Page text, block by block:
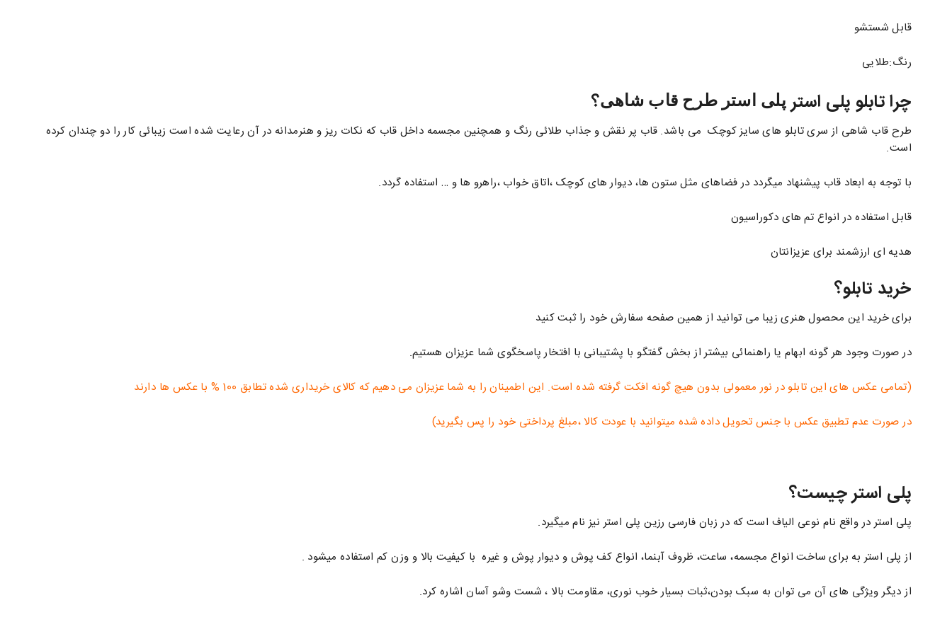
قابل شستشو
رنگ:طلایی
چرا تابلو پلی استر پلی استر طرح قاب شاهی؟
طرح قاب شاهی از سری تابلو های سایز کوچک می باشد. قاب پر نقش و جذاب طلائی رنگ و همچنین مجسمه داخل قاب که نکات ریز و هنرمدانه در آن رعایت شده است زیبائی کار را دو چندان کرده
است.
با توجه به ابعاد قاب پیشنهاد میگردد در فضاهای مثل ستون ها، دیوار های کوچک ،اتاق خواب ،راهرو ها و … استفاده گردد.
قابل استفاده در انواع تم های دکوراسیون
هدیه ای ارزشمند برای عزیزانتان
خرید تابلو؟
برای خرید این محصول هنری زیبا می توانید از همین صفحه سفارش خود را ثبت کنید
در صورت وجود هر گونه ابهام یا راهنمائی بیشتر از بخش گفتگو با پشتیبانی با افتخار پاسخگوی شما عزیزان هستیم.
(تمامی عکس های این تابلو در نور معمولی بدون هیچ گونه افکت گرفته شده است. این اطمینان را به شما عزیزان می دهیم که کالای خریداری شده تطابق 100 % با عکس ها دارند
در صورت عدم تطبیق عکس با جنس تحویل داده شده میتوانید با عودت کالا ،مبلغ پرداختی خود را پس بگیرید)
پلی استر چیست؟
پلی استر در واقع نام نوعی الیاف است که در زبان فارسی رزین پلی استر نیز نام میگیرد.
از پلی استر به برای ساخت انواع مجسمه، ساعت، ظروف آبنما، انواع کف پوش و دیوار پوش و غیره با کیفیت بالا و وزن کم استفاده میشود .
از دیگر ویژگی های آن می توان به سبک بودن،ثبات بسیار خوب نوری، مقاومت بالا ، شست وشو آسان اشاره کرد.